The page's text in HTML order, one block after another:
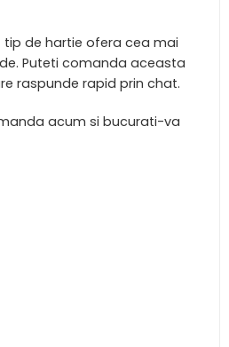
de hartie ofera cea mai
Puteti comanda aceasta
raspunde rapid prin chat.
acum si bucurati-va